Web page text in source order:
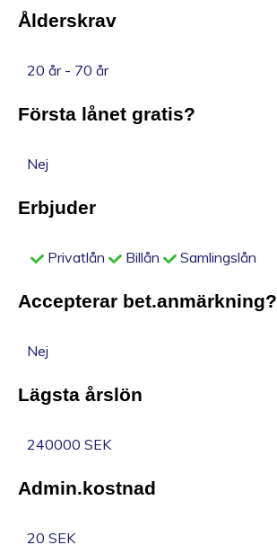
Ålderskrav
20 år - 70 år
Första lånet gratis?
Nej
Erbjuder
Privatlån Billån Samlingslån
Accepterar bet.anmärkning?
Nej
Lägsta årslön
240000 SEK
Admin.kostnad
20 SEK